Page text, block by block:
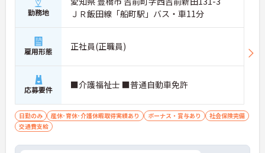
勤務地
ＪＲ飯田線「船町駅」バス・車11分
雇用形態 正社員(正職員)
応募要件 ■介護福祉士 ■普通自動車免許
日勤のみ 産休･育休･介護休暇取得実績あり ボーナス・賞与あり
社会保険完備
交通費支給